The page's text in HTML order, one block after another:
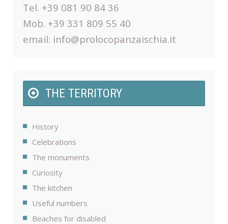
Tel. +39 081 90 84 36
Mob. +39 331 809 55 40
email: info@prolocopanzaischia.it
THE TERRITORY
History
Celebrations
The monuments
Curiosity
The kitchen
Useful numbers
Beaches for disabled